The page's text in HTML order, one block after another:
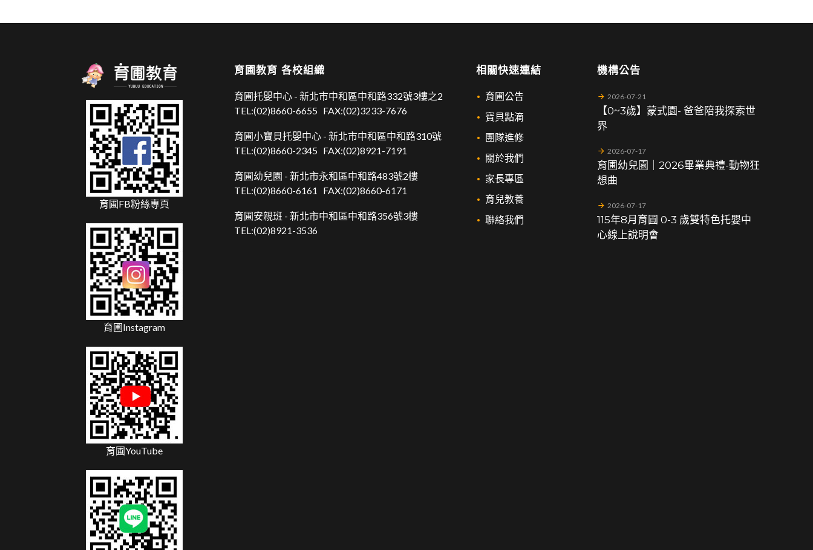
機構公告
2026-07-21
【0~3歲】蒙式園- 爸爸陪我探索世
界
2026-07-17
育圃幼兒園｜2026畢業典禮-動物狂
想曲
2026-07-17
115年8月育圃 0-3 歲雙特色托嬰中
心線上說明會
相關快速連結
育圃公告
寶貝點滴
團隊進修
關於我們
家長專區
育兒教養
聯絡我們
育圃教育 各校組織
育圃托嬰中心 - 新北市中和區中和路332號3樓之2
TEL:(02)8660-6655 FAX:(02)3233-7676
育圃小寶貝托嬰中心 - 新北市中和區中和路310號
TEL:(02)8660-2345 FAX:(02)8921-7191
育圃幼兒園 - 新北市永和區中和路483號2樓
TEL:(02)8660-6161 FAX:(02)8660-6171
育圃安親班 - 新北市中和區中和路356號3樓
TEL:(02)8921-3536
育圃FB粉絲專頁
育圃Instagram
育圃YouTube